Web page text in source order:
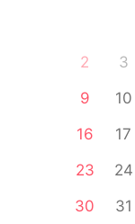
2
3
9
10
16
17
23
24
30
31